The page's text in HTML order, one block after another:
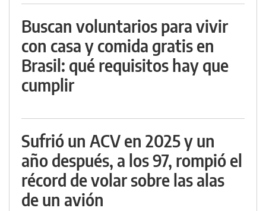
Buscan voluntarios para vivir
con casa y comida gratis en
Brasil: qué requisitos hay que
cumplir
Sufrió un ACV en 2025 y un
año después, a los 97, rompió el
récord de volar sobre las alas
de un avión